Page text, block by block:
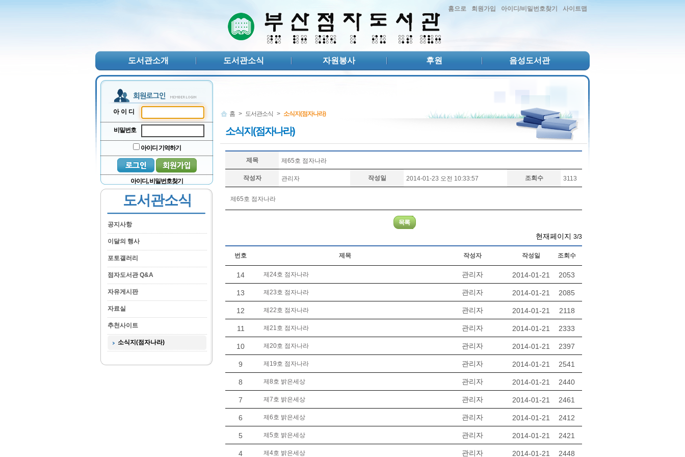
홈으로 회원가입 아이디/비밀번호찾기 사이트맵
도서관소개 도서관소식 자원봉사 후원 음성도서관
아이디
비밀번호
아이디 기억하기
아이디, 비밀번호찾기
도서관소식
공지사항
이달의 행사
포토갤러리
점자도서관 Q&A
자유게시판
자료실
추천사이트
소식지(점자나라)
홈 > 도서관소식 > 소식지(점자나라)
소식지(점자나라)
제목 제65호 점자나라
작성자 관리자 작성일 2014-01-23 오전 10:33:57 조회수 3113
제65호 점자나라
현재페이지 3/3
번호 제목 작성자 작성일 조회수
14 제24호 점자나라 관리자 2014-01-21 2053
13 제23호 점자나라 관리자 2014-01-21 2085
12 제22호 점자나라 관리자 2014-01-21 2118
11 제21호 점자나라 관리자 2014-01-21 2333
10 제20호 점자나라 관리자 2014-01-21 2397
9 제19호 점자나라 관리자 2014-01-21 2541
8 제8호 밝은세상 관리자 2014-01-21 2440
7 제7호 밝은세상 관리자 2014-01-21 2461
6 제6호 밝은세상 관리자 2014-01-21 2412
5 제5호 밝은세상 관리자 2014-01-21 2421
4 제4호 밝은세상 관리자 2014-01-21 2448